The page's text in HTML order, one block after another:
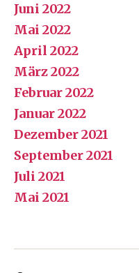
Juni 2022
Mai 2022
April 2022
März 2022
Februar 2022
Januar 2022
Dezember 2021
September 2021
Juli 2021
Mai 2021